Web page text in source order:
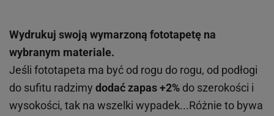
Wydrukuj swoją wymarzoną fototapetę na
wybranym materiale.
Jeśli fototapeta ma być od rogu do rogu, od podłogi
do sufitu radzimy dodać zapas +2% do szerokości i
wysokości, tak na wszelki wypadek...Różnie to bywa